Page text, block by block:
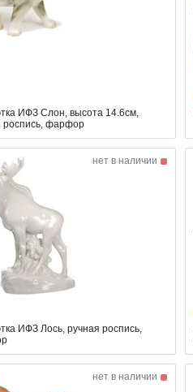
ИФЗ Слон, высота 14.6см,
роспись, фарфор
нет в наличии
ИФЗ Лось, ручная роспись,
нет в наличии